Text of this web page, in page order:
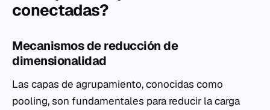
conectadas?
Mecanismos de reducción de
dimensionalidad
Las capas de agrupamiento, conocidas como
pooling, son fundamentales para reducir la carga